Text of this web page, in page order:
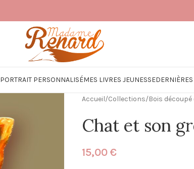
PORTRAIT PERSONNALISÉMES LIVRES JEUNESSE
Accueil/Collections/Bois
Chat et son
15,00 €